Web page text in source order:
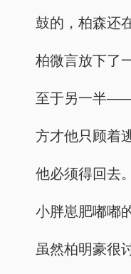
鼓的，柏森还
柏微言放下了
至于另一半——
方才他只顾着
他必须得回去。
小胖崽肥嘟嘟
虽然柏明豪很